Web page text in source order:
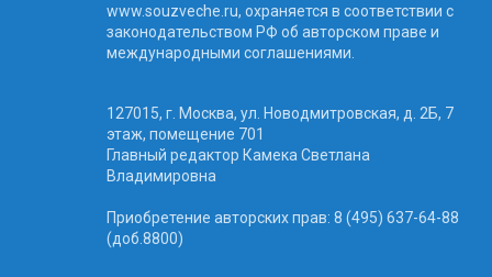
www.souzveche.ru, охраняется в соответствии с
законодательством РФ об авторском праве и
международными соглашениями.
127015, г. Москва, ул. Новодмитровская, д. 2Б, 7
этаж, помещение 701
Главный редактор Камека Светлана
Владимировна
Приобретение авторских прав: 8 (495) 637-64-88
(доб.8800)